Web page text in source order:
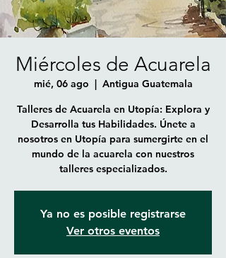
Miércoles de Acuarela
mié, 06 ago
  |
Antigua Guatemala
Talleres de Acuarela en Utopía: Explora y
Desarrolla tus Habilidades. Únete a
nosotros en Utopía para sumergirte en el
mundo de la acuarela con nuestros
talleres especializados.
Ya no es posible registrarse
Ver otros eventos